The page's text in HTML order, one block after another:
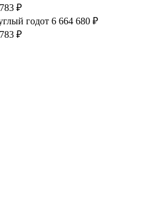
₽
годот 6 664 680 ₽
₽